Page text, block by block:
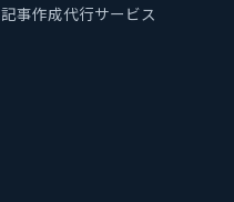
記事作成代行サービス